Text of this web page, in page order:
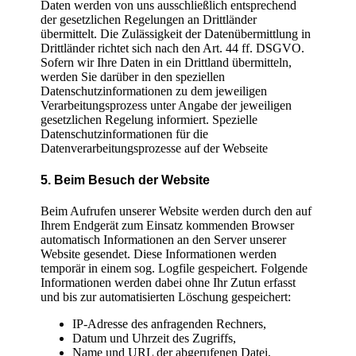
Daten werden von uns ausschließlich entsprechend
der gesetzlichen Regelungen an Drittländer
übermittelt. Die Zulässigkeit der Datenübermittlung in
Drittländer richtet sich nach den Art. 44 ff. DSGVO.
Sofern wir Ihre Daten in ein Drittland übermitteln,
werden Sie darüber in den speziellen
Datenschutzinformationen zu dem jeweiligen
Verarbeitungsprozess unter Angabe der jeweiligen
gesetzlichen Regelung informiert. Spezielle
Datenschutzinformationen für die
Datenverarbeitungsprozesse auf der Webseite
5. Beim Besuch der Website
Beim Aufrufen unserer Website werden durch den auf
Ihrem Endgerät zum Einsatz kommenden Browser
automatisch Informationen an den Server unserer
Website gesendet. Diese Informationen werden
temporär in einem sog. Logfile gespeichert. Folgende
Informationen werden dabei ohne Ihr Zutun erfasst
und bis zur automatisierten Löschung gespeichert:
IP-Adresse des anfragenden Rechners,
Datum und Uhrzeit des Zugriffs,
Name und URL der abgerufenen Datei,